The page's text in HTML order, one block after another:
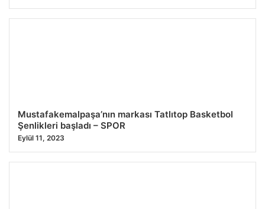
Mustafakemalpaşa’nın markası Tatlıtop Basketbol
Şenlikleri başladı – SPOR
Eylül 11, 2023